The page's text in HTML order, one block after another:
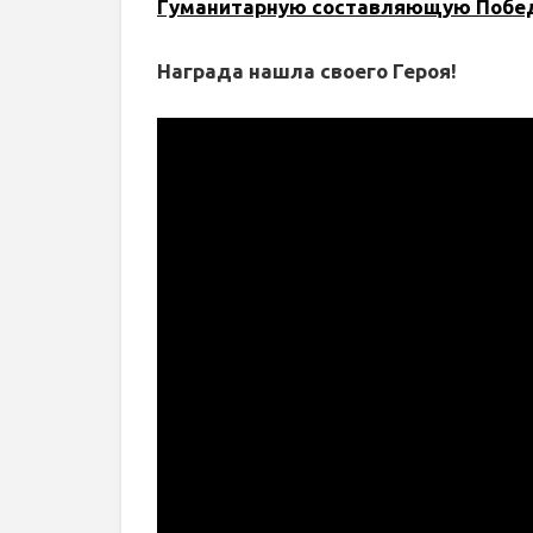
Гуманитарную составляющую
Награда нашла своего Героя!